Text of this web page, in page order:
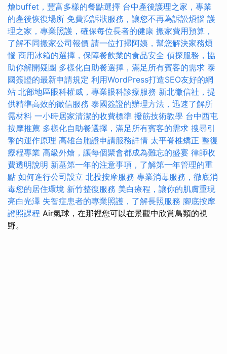
燴buffet，豐富多樣的餐點選擇 台中產後護理之家，專業
的產後恢復場所 免費寫訴狀服務，讓您不再為訴訟煩惱 護
理之家，專業照護，確保每位長者的健康 搬家費用預算，
了解不同搬家公司報價 請一位打掃阿姨，幫您解決家務煩
惱 商用冰箱的選擇，保障餐飲業的食品安全 偵探服務，協
助你解開疑團 多樣化自助餐選擇，滿足所有賓客的需求 泰
國簽證的最新申請規定 利用WordPress打造SEO友好的網
站 北部地區眼科權威，專業眼科診療服務 新北徵信社，提
供精準高效的徵信服務 泰國簽證的辦理方法，迅速了解所
需材料 一小時居家清潔的收費標準 撥筋技術教學 台中西屯
按摩推薦 多樣化自助餐選擇，滿足所有賓客的需求 搜尋引
擎的運作原理 高雄台胞證申請服務詳情 太平脊椎矯正 整復
療程專業 高級外燴，讓每個聚會都成為難忘的盛宴 律師收
費透明說明 新墓第一年的注意事項，了解第一年管理的重
點 如何進行公司設立 北投按摩服務 專業消毒服務，徹底消
毒您的居住環境 新竹整復服務 美白療程，讓你的肌膚重現
亮白光澤 失智症患者的專業照護，了解長照服務 腳底按摩
證照課程 Air氣球，在那裡您可以在景觀中欣賞鳥類的視
野。